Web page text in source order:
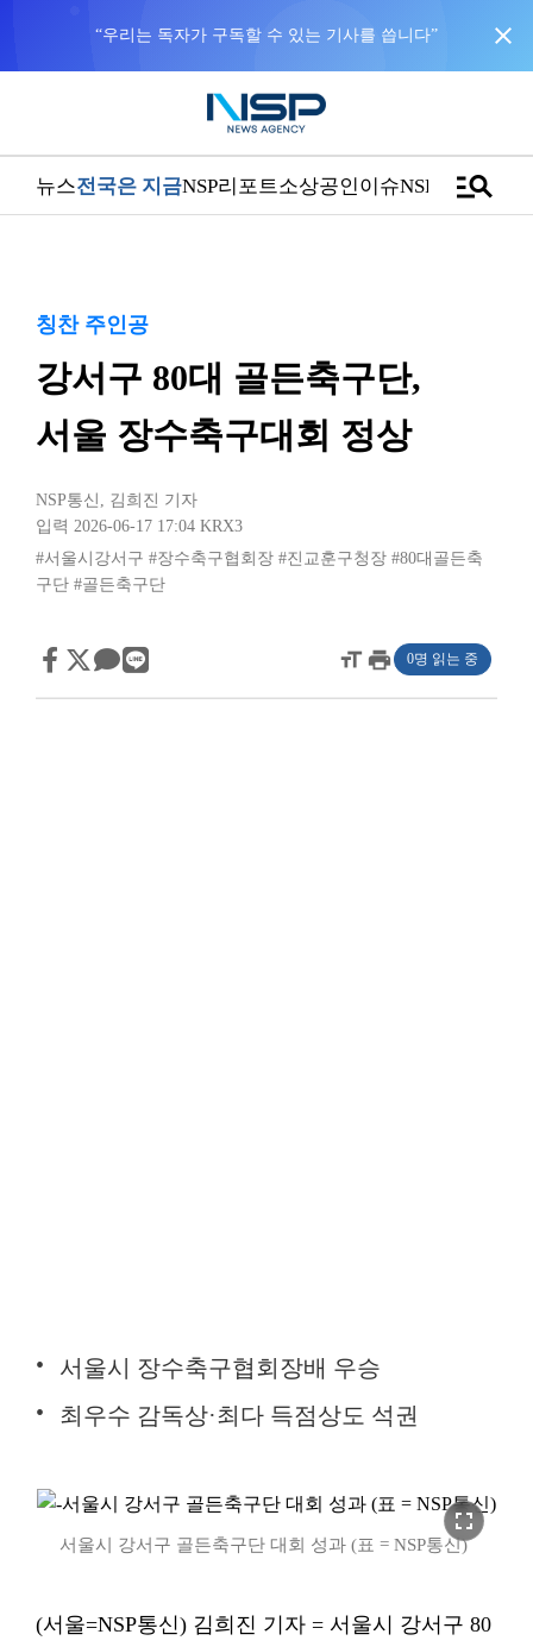
“우리는 독자가 구독할 수 있는 기사를 씁니다” close
뉴스전국은 지금NSP리포트소상공인이슈NSPTVmanage_search
칭찬 주인공
강서구 80대 골든축구단,
서울 장수축구대회 정상
NSP통신 , 김희진 기자
입력 2026-06-17 17:04 KRX3
#서울시강서구 #장수축구협회장 #진교훈구청장 #80대골든축
구단 #골든축구단
format_sizeprint 0명 읽는 중
서울시 장수축구협회장배 우승
최우수 감독상·최다 득점상도 석권
fullscreen
서울시 강서구 골든축구단 대회 성과 (표 = NSP통신)
(서울=NSP통신) 김희진 기자 = 서울시 강서구 80